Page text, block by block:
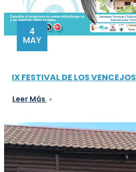
4
MAY
IX FESTIVAL DE LOS VENCEJOS
Leer Más